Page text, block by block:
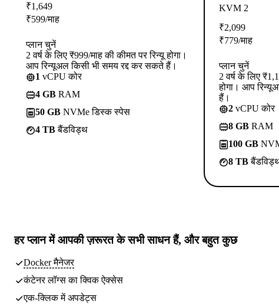
₹1,649
₹599/माह
प्लान चुनें
2 वर्ष के लिए ₹999/माह की कीमत पर रिन्यू होगा।
आप रिन्यूअल किसी भी समय रद्द कर सकते हैं।
1 vCPU कोर
4 GB RAM
50 GB NVMe डिस्क स्पेस
4 TBबैंडविड्थ
KVM 2
₹2,099
₹779/माह
प्लान चुनें
2 वर्ष के लिए
होगा। आप
हैं।
2 vCPU कोर
8 GB RAM
100 GB
8 TB
हर प्लान मेंआपकी ज़रूरत के सभी साधनहैं, और बहुत कुछ
Docker मैनेजर
कंटेनर लॉग्स का क्विक ऐक्सेस
एक-क्लिक में अपडेट्स